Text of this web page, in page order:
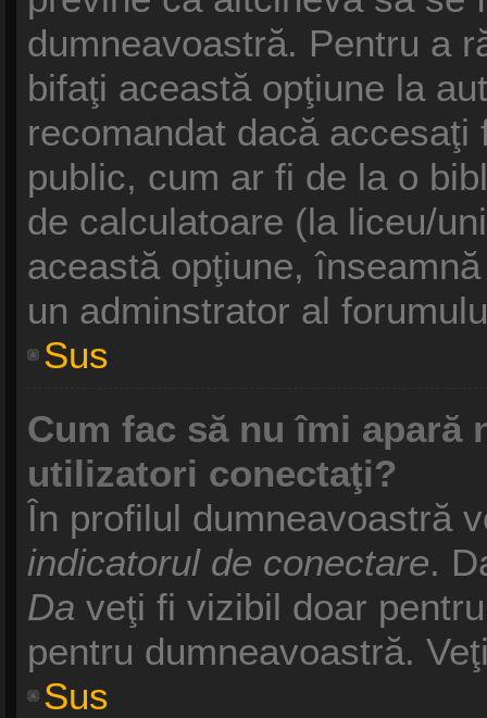
dumneavoastră. Pentru a
bifaţi această opţiune la
recomandat dacă
public, cum ar fi de la o
de calculatoare (la liceu/
această opţiune,
un adminstrator al
Sus
Cum fac să nu îmi
utilizatori conectaţi?
În profilul dumneavoastră
indicatorul de conectare.
Da veţi fi vizibil doar
pentru dumneavoastră.
Sus